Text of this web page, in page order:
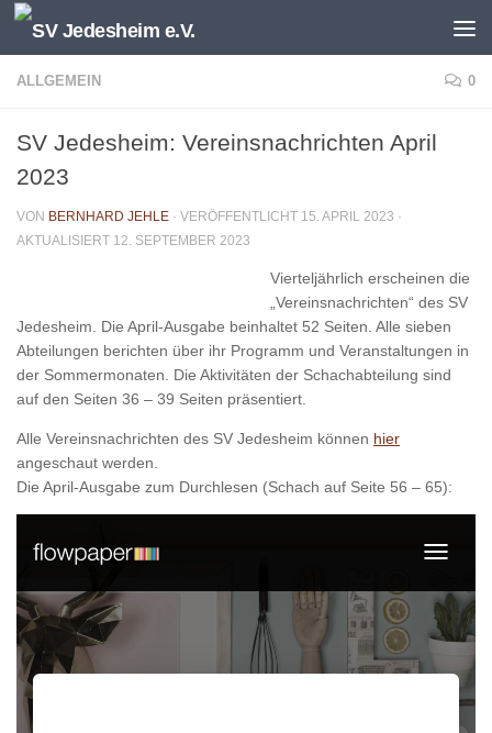
Unter dem Inhalt
ALLGEMEIN 0
SV Jedesheim: Vereinsnachrichten April
2023
VON BERNHARD JEHLE · VERÖFFENTLICHT 15. APRIL 2023 ·
AKTUALISIERT 12. SEPTEMBER 2023
Vierteljährlich erscheinen die
„Vereinsnachrichten“ des SV
Jedesheim. Die April-Ausgabe beinhaltet 52 Seiten. Alle sieben
Abteilungen berichten über ihr Programm und Veranstaltungen in
der Sommermonaten. Die Aktivitäten der Schachabteilung sind
auf den Seiten 36 – 39 Seiten präsentiert.
Alle Vereinsnachrichten des SV Jedesheim können hier
angeschaut werden.
Die April-Ausgabe zum Durchlesen (Schach auf Seite 56 – 65):